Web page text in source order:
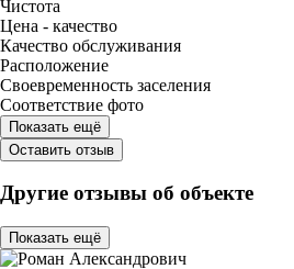
Чистота
Цена - качество
Качество обслуживания
Расположение
Своевременность заселения
Соответствие фото
Показать ещё
Оставить отзыв
Другие отзывы об объекте
Показать ещё